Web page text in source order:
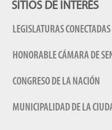
SITIOS DE INTERÉS
LEGISLATURAS CONECTADAS
HONORABLE CÁMARA DE
CONGRESO DE LA NACIÓN
MUNICIPALIDAD DE LA